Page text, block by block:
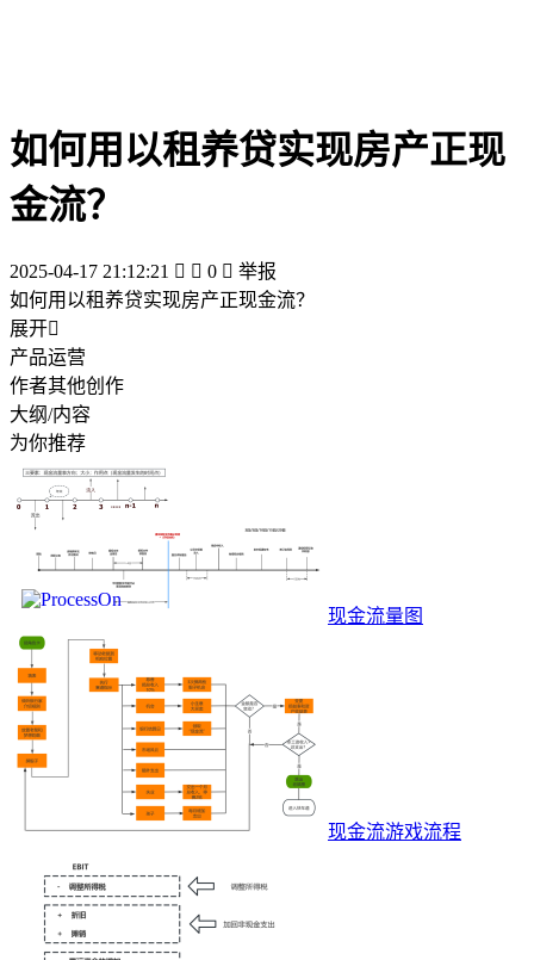
如何用以租养贷实现房产正现
金流？
2025-04-17 21:12:21   0  举报
如何用以租养贷实现房产正现金流？
展开
产品运营
作者其他创作
大纲/内容
为你推荐
现金流量图
现金流游戏流程